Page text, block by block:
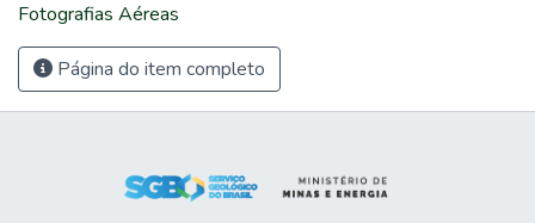
Fotografias Aéreas
Página do item completo